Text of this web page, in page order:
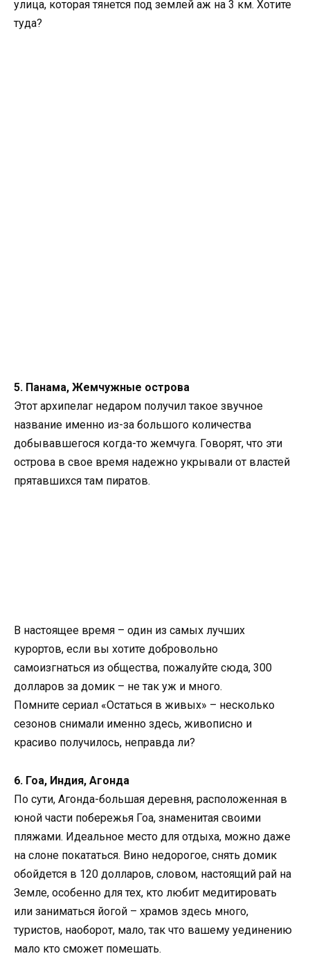
улица, которая тянется под землей аж на 3 км. Хотите
туда?
5. Панама, Жемчужные острова
Этот архипелаг недаром получил такое звучное
название именно из-за большого количества
добывавшегося когда-то жемчуга. Говорят, что эти
острова в свое время надежно укрывали от властей
прятавшихся там пиратов.
В настоящее время – один из самых лучших
курортов, если вы хотите добровольно
самоизгнаться из общества, пожалуйте сюда, 300
долларов за домик – не так уж и много.
Помните сериал «Остаться в живых» – несколько
сезонов снимали именно здесь, живописно и
красиво получилось, неправда ли?
6. Гоа, Индия, Агонда
По сути, Агонда-большая деревня, расположенная в
юной части побережья Гоа, знаменитая своими
пляжами. Идеальное место для отдыха, можно даже
на слоне покататься. Вино недорогое, снять домик
обойдется в 120 долларов, словом, настоящий рай на
Земле, особенно для тех, кто любит медитировать
или заниматься йогой – храмов здесь много,
туристов, наоборот, мало, так что вашему уединению
мало кто сможет помешать.